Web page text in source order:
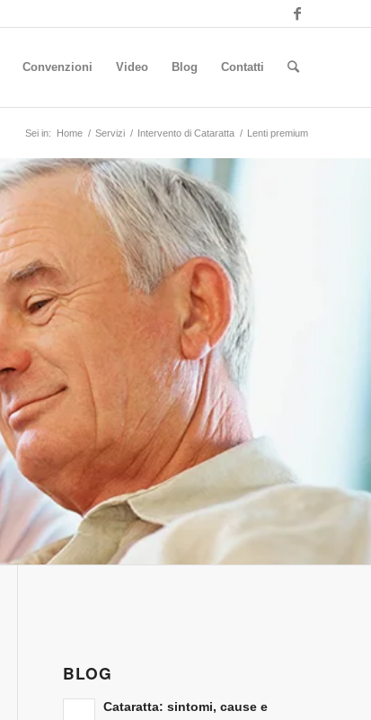
Convenzioni Video Blog Contatti
Sei in: Home / Servizi / Intervento di Cataratta / Lenti premium
BLOG
Cataratta: sintomi, cause e